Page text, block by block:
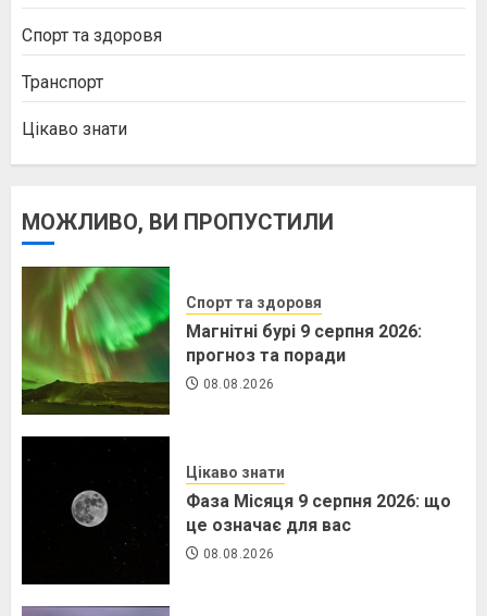
Спорт та здоровя
Транспорт
Цікаво знати
МОЖЛИВО, ВИ ПРОПУСТИЛИ
Спорт та здоровя
Магнітні бурі 9 серпня 2026:
прогноз та поради
08.08.2026
Цікаво знати
Фаза Місяця 9 серпня 2026: що
це означає для вас
08.08.2026